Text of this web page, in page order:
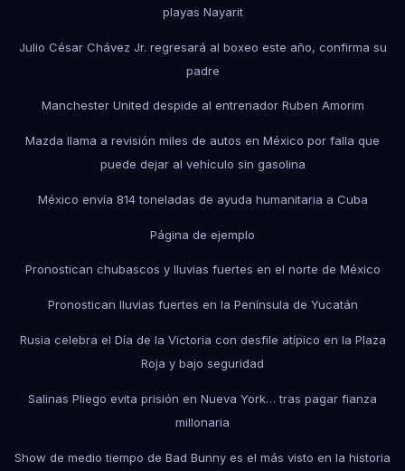
playas Nayarit
Julio César Chávez Jr. regresará al boxeo este año, confirma su
padre
Manchester United despide al entrenador Ruben Amorim
Mazda llama a revisión miles de autos en México por falla que
puede dejar al vehículo sin gasolina
México envía 814 toneladas de ayuda humanitaria a Cuba
Página de ejemplo
Pronostican chubascos y lluvias fuertes en el norte de México
Pronostican lluvias fuertes en la Península de Yucatán
Rusia celebra el Día de la Victoria con desfile atípico en la Plaza
Roja y bajo seguridad
Salinas Pliego evita prisión en Nueva York… tras pagar fianza
millonaria
Show de medio tiempo de Bad Bunny es el más visto en la historia